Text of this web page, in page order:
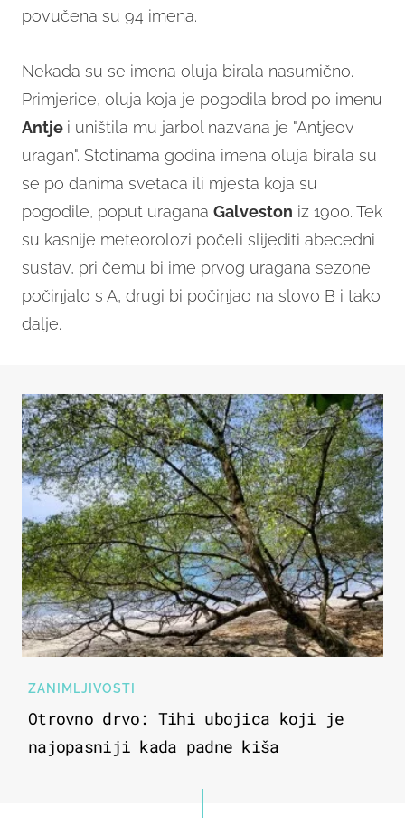
povučena su 94 imena.
Nekada su se imena oluja birala nasumično.
Primjerice, oluja koja je pogodila brod po imenu
Antje i uništila mu jarbol nazvana je "Antjeov
uragan". Stotinama godina imena oluja birala su
se po danima svetaca ili mjesta koja su
pogodile, poput uragana Galveston iz 1900. Tek
su kasnije meteorolozi počeli slijediti abecedni
sustav, pri čemu bi ime prvog uragana sezone
počinjalo s A, drugi bi počinjao na slovo B i tako
dalje.
ZANIMLJIVOSTI
Otrovno drvo: Tihi ubojica koji je
najopasniji kada padne kiša